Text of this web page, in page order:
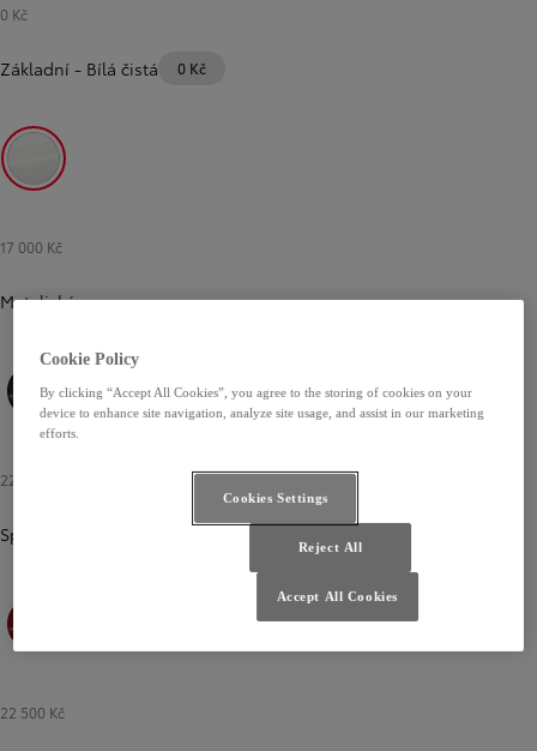
0 Kč
Základní - Bílá čistá 0 Kč
Bílá čistá
17 000 Kč
Metalická
Šedá břidlicová
22 500 Kč
Speciální
22 500 Kč
Cookie Policy
By clicking “Accept All Cookies”, you agree to the storing of cookies on your
device to enhance site navigation, analyze site usage, and assist in our marketing
efforts.
Cookies Settings
Reject All
Accept All Cookies